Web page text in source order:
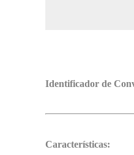
Identificador de
Características: